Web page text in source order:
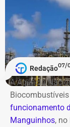
Redação07/
A Agência
funcionamento
Manguinhos,